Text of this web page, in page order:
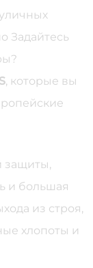
Задайтесь
, которые вы
защиты,
и большая
из строя,
хлопоты и